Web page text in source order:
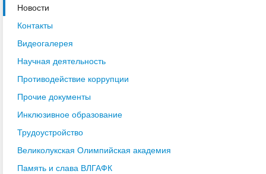
Новости
Контакты
Видеогалерея
Научная деятельность
Противодействие коррупции
Прочие документы
Инклюзивное образование
Трудоустройство
Великолукская Олимпийская академия
Память и слава ВЛГАФК